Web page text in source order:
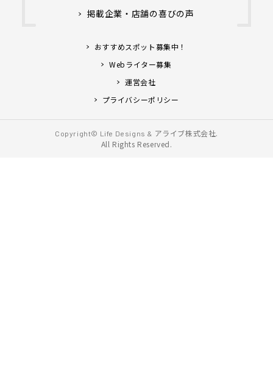
掲載企業・店舗の喜びの声
おすすめスポット募集中！
Webライター募集
運営会社
プライバシーポリシー
Copyright© Life Designs & アライブ株式会社.
All Rights Reserved.